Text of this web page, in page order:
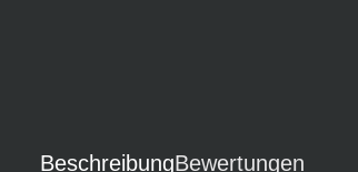
BeschreibungBewertungen